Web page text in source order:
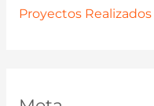
Proyectos Realizados